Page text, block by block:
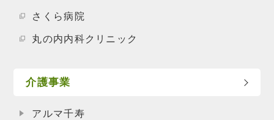
さくら病院
丸の内内科クリニック
介護事業
アルマ千寿